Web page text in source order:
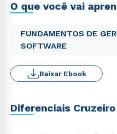
O que você vai
FUNDAMENTOS DE
SOFTWARE
Baixar Ebook
Diferenciais